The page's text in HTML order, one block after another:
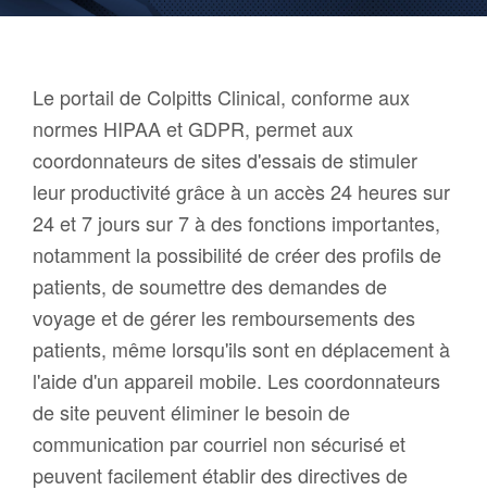
Le portail de Colpitts Clinical, conforme aux
normes HIPAA et GDPR, permet aux
coordonnateurs de sites d'essais de stimuler
leur productivité grâce à un accès 24 heures sur
24 et 7 jours sur 7 à des fonctions importantes,
notamment la possibilité de créer des profils de
patients, de soumettre des demandes de
voyage et de gérer les remboursements des
patients, même lorsqu'ils sont en déplacement à
l'aide d'un appareil mobile. Les coordonnateurs
de site peuvent éliminer le besoin de
communication par courriel non sécurisé et
peuvent facilement établir des directives de